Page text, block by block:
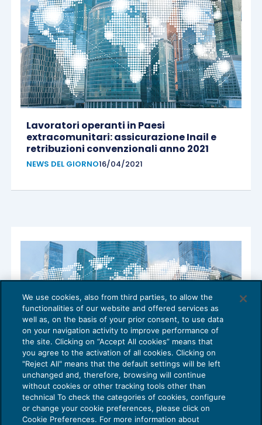
Lavoratori operanti in Paesi
extracomunitari: assicurazione Inail e
retribuzioni convenzionali anno 2021
NEWS DEL GIORNO16/04/2021
Lavoratori italiani all’estero: in G.U. le
retribuzioni convenzionali 2021
We use cookies, also from third parties, to allow the
functionalities of our website and offered services as
well as, on the basis of your prior consent, to use data
on your navigation activity to improve performance of
the site. Clicking on “Accept All cookies” means that
you agree to the activation of all cookies. Clicking on
"Reject All" means that the default settings will be left
unchanged and, therefore, browsing will continue
without cookies or other tracking tools other than
technical To check the categories of cookies, configure
or change your cookie preferences, please click on
Cookie Preferences. For more information about